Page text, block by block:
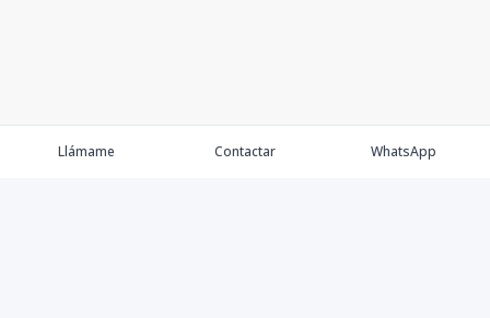
Llámame Contactar WhatsApp